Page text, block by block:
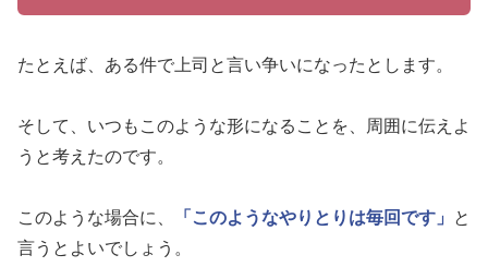
たとえば、ある件で上司と言い争いになったとします。
そして、いつもこのような形になることを、周囲に伝えよ
うと考えたのです。
このような場合に、 「このようなやりとりは毎回です」
と
言うとよいでしょう。